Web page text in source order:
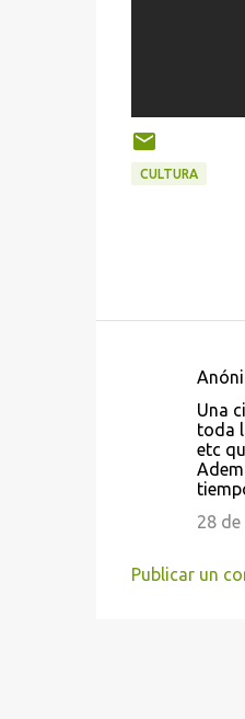
CULTURA
a
Una
toda
etc
28
Publicar un